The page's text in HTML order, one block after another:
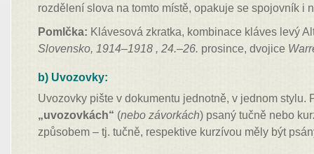
rozdělení slova na tomto místě, opakuje se spojovník i
Pomlčka: Klávesová zkratka, kombinace kláves levý
Slovensko, 1914–1918 , 24.–26. prosince, dvojice
b) Uvozovky:
Uvozovky pište v dokumentu jednotně, v jednom stylu.
„uvozovkách“ (nebo závorkách) psaný tučně nebo
způsobem – tj. tučně, respektive kurzívou měly být